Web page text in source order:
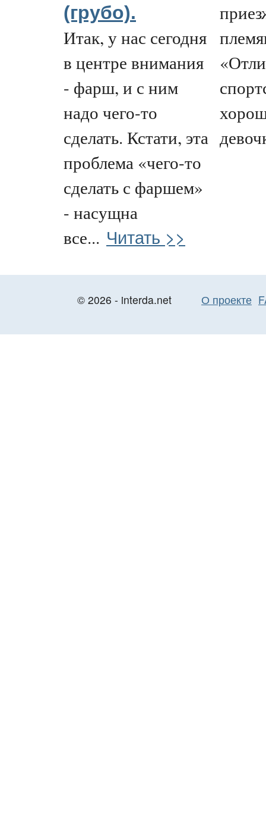
(грубо).
Итак, у нас сегодня
в центре внимания
- фарш, и с ним
надо чего-то
сделать. Кстати, эта
проблема «чего-то
сделать с фаршем»
- насущна
все... Читать >>
© 2026 - interda.net О проекте